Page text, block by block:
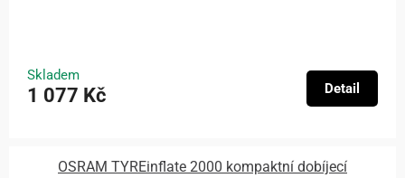
Skladem
1 077 Kč Detail
OSRAM TYREinflate 2000 kompaktní dobíjecí